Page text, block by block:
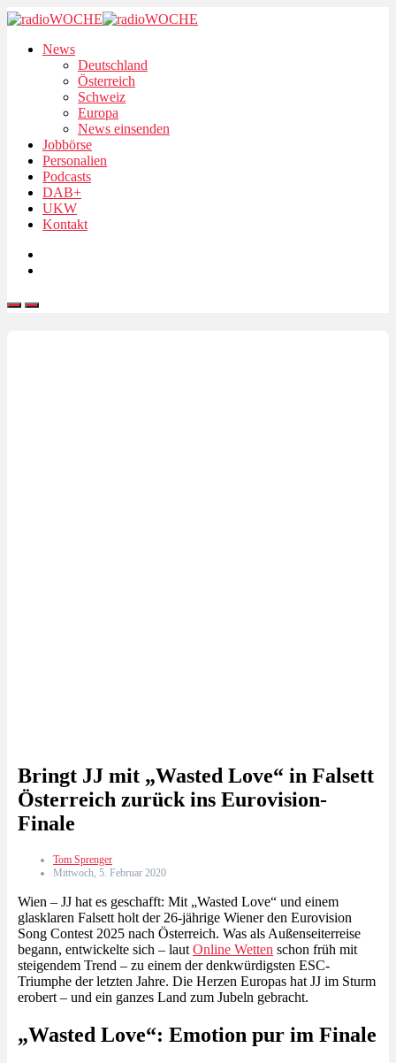
News
Deutschland
Österreich
Schweiz
Europa
News einsenden
Jobbörse
Personalien
Podcasts
DAB+
UKW
Kontakt
Bringt JJ mit „Wasted Love“ in Falsett
Österreich zurück ins Eurovision-
Finale
Tom Sprenger
Mittwoch, 5. Februar 2020
Wien – JJ hat es geschafft: Mit „Wasted Love“ und einem
glasklaren Falsett holt der 26-jährige Wiener den Eurovision
Song Contest 2025 nach Österreich. Was als Außenseiterreise
begann, entwickelte sich – laut Online Wetten schon früh mit
steigendem Trend – zu einem der denkwürdigsten ESC-
Triumphe der letzten Jahre. Die Herzen Europas hat JJ im Sturm
erobert – und ein ganzes Land zum Jubeln gebracht.
„Wasted Love“: Emotion pur im Finale